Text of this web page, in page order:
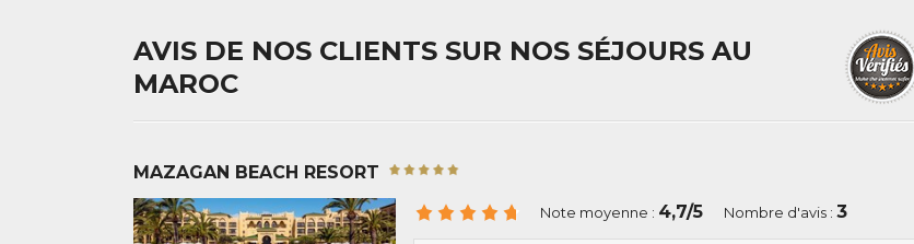
AVIS DE NOS CLIENTS SUR NOS SÉJOURS AU
MAROC
MAZAGAN BEACH RESORT
Note moyenne : 4,7/5 Nombre d'avis : 3